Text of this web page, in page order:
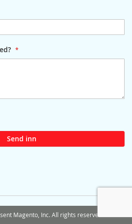
Send inn
Magento, Inc. All rights reserved.